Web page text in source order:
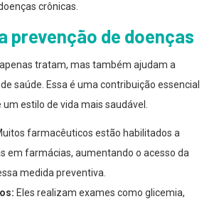
crônicas.
prevenção de doenças
tratam, mas também ajudam a
saúde. Essa é uma contribuição essencial
estilo de vida mais saudável.
farmacêuticos estão habilitados a
em farmácias, aumentando o acesso da
medida preventiva.
Eles realizam exames como glicemia,